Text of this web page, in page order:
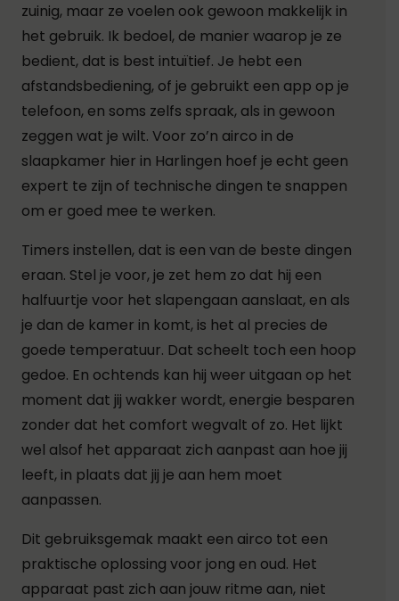
zuinig, maar ze voelen ook gewoon makkelijk in
het gebruik. Ik bedoel, de manier waarop je ze
bedient, dat is best intuïtief. Je hebt een
afstandsbediening, of je gebruikt een app op je
telefoon, en soms zelfs spraak, als in gewoon
zeggen wat je wilt. Voor zo’n airco in de
slaapkamer hier in Harlingen hoef je echt geen
expert te zijn of technische dingen te snappen
om er goed mee te werken.
Timers instellen, dat is een van de beste dingen
eraan. Stel je voor, je zet hem zo dat hij een
halfuurtje voor het slapengaan aanslaat, en als
je dan de kamer in komt, is het al precies de
goede temperatuur. Dat scheelt toch een hoop
gedoe. En ochtends kan hij weer uitgaan op het
moment dat jij wakker wordt, energie besparen
zonder dat het comfort wegvalt of zo. Het lijkt
wel alsof het apparaat zich aanpast aan hoe jij
leeft, in plaats dat jij je aan hem moet
aanpassen.
Dit gebruiksgemak maakt een airco tot een
praktische oplossing voor jong en oud. Het
apparaat past zich aan jouw ritme aan, niet